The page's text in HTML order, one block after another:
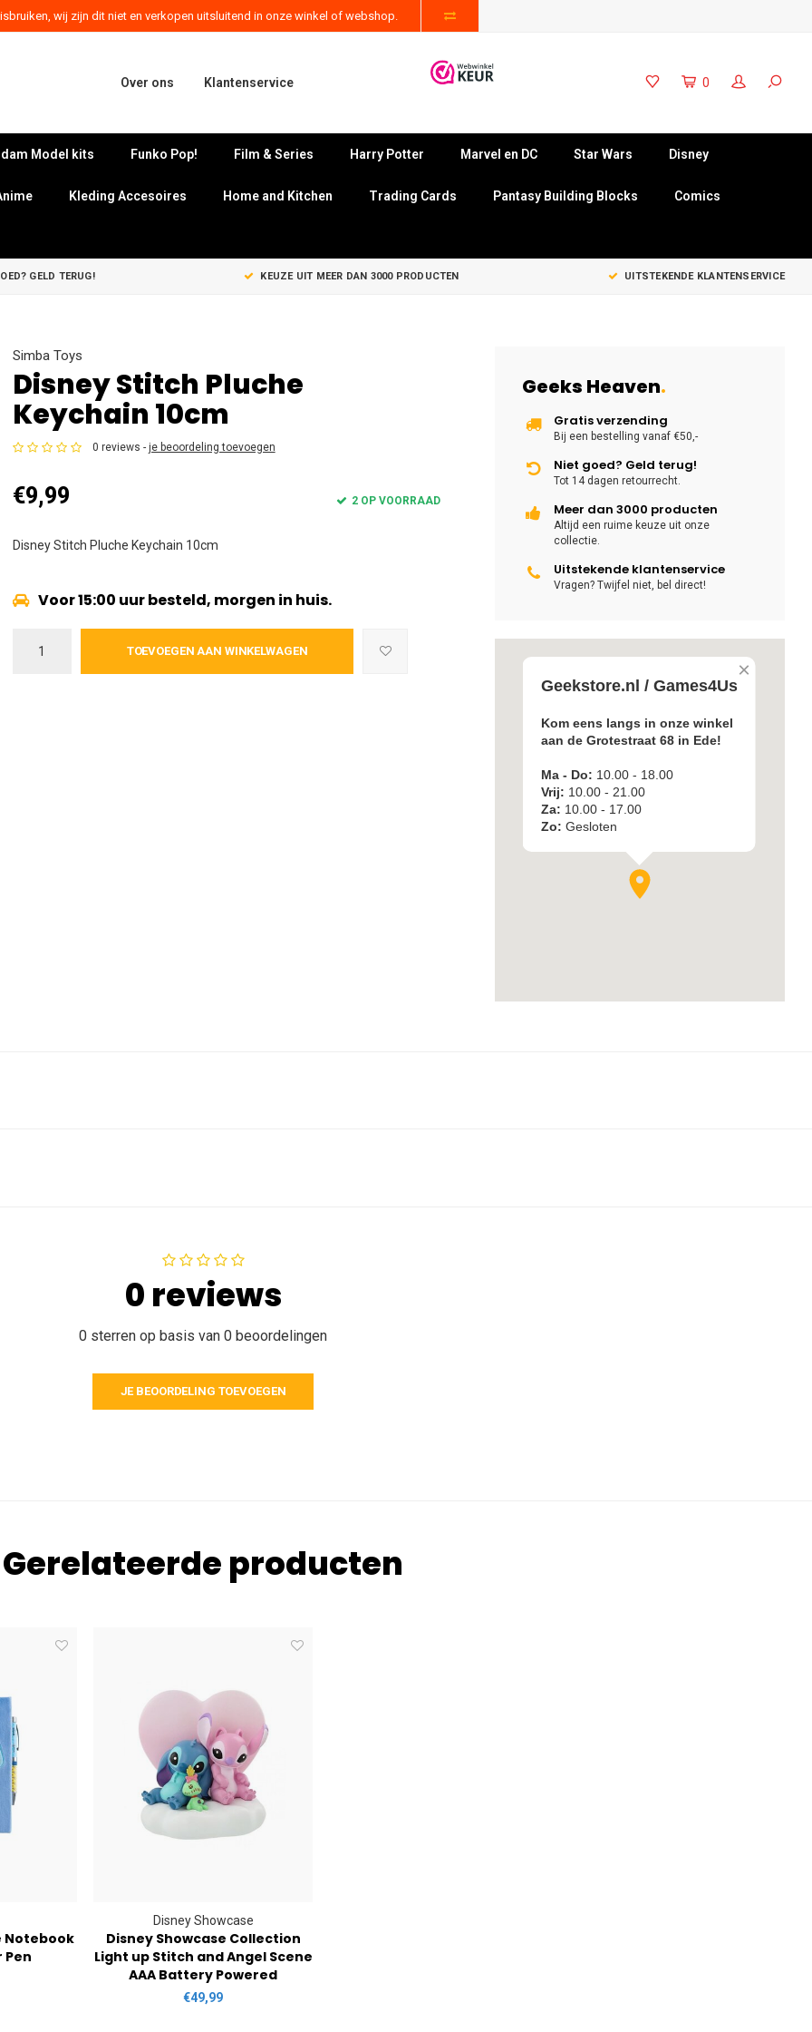
wij zijn dit niet en verkopen uitsluitend in onze winkel of webshop.
Over ons Klantenservice 0
Model kits Funko Pop! Film & Series Harry Potter Marvel en DC Star Wars Disney
Kleding Accesoires Home and Kitchen Trading Cards Pantasy Building Blocks Comics
GELD TERUG! KEUZE UIT MEER DAN 3000 PRODUCTEN UITSTEKENDE KLANTENSERVICE
Simba Toys
Disney Stitch Pluche
Keychain 10cm
0 reviews - je beoordeling toevoegen
€9,99 2 OP VOORRAAD
Disney Stitch Pluche Keychain 10cm
Voor 15:00 uur besteld, morgen in huis.
TOEVOEGEN AAN WINKELWAGEN
Geeks Heaven.
Gratis verzending
Bij een bestelling vanaf €50,-
Niet goed? Geld terug!
Tot 14 dagen retourrecht.
Meer dan 3000 producten
Altijd een ruime keuze uit onze
collectie.
Uitstekende klantenservice
Vragen? Twijfel niet, bel direct!
0 reviews
0 sterren op basis van 0 beoordelingen
JE BEOORDELING TOEVOEGEN
Gerelateerde producten
Notebook
Pen
Disney Showcase
Disney Showcase Collection
Light up Stitch and Angel Scene
AAA Battery Powered
€49,99